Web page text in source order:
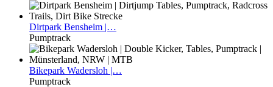
Dirtpark Bensheim |…
Pumptrack
Bikepark Wadersloh |…
Pumptrack